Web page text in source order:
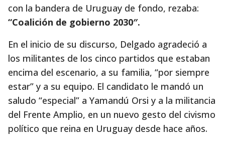
con la bandera de Uruguay de fondo, rezaba:
“Coalición de gobierno 2030″.
En el inicio de su discurso, Delgado agradeció a
los militantes de los cinco partidos que estaban
encima del escenario, a su familia, “por siempre
estar” y a su equipo. El candidato le mandó un
saludo “especial” a Yamandú Orsi y a la militancia
del Frente Amplio, en un nuevo gesto del civismo
político que reina en Uruguay desde hace años.